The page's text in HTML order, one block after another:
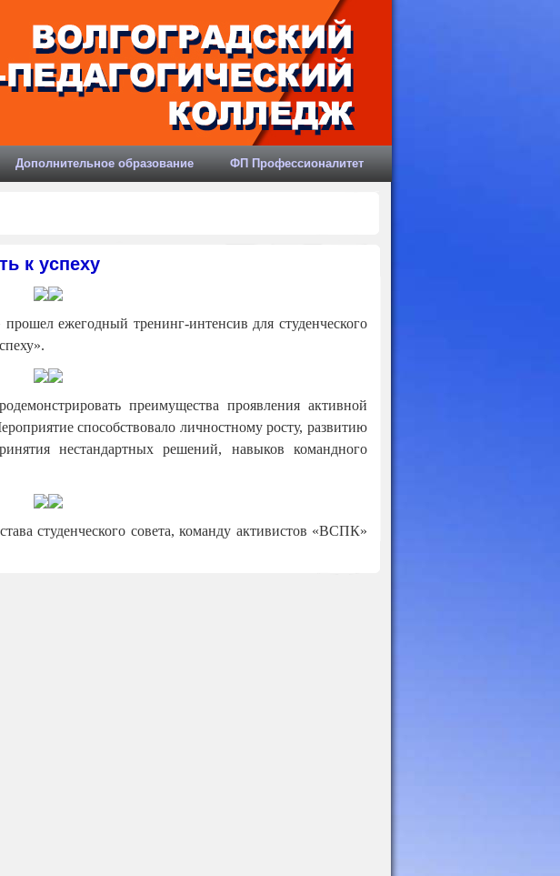
Дополнительное образование ФП Профессионалитет
к успеху
ежегодный тренинг-интенсив для студенческого
преимущества проявления активной
способствовало личностному росту, развитию
нестандартных решений, навыков командного
студенческого совета, команду активистов «ВСПК»